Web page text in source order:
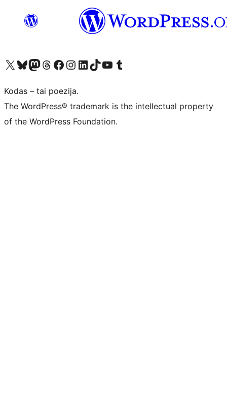
Visit our X (formerly Twitter) account
Apsilankykite mūsų Bluesky paskyroje
Visit our Mastodon account
Apsilankykite mūsų Threads paskyroje
Visit our Facebook page
Visit our Instagram account
Visit our LinkedIn account
Apsilankykite mūsų TikTok paskyroje
Visit our YouTube channel
Apsilankykite mūsų Tumblr paskyroje
Kodas – tai poezija.
The WordPress® trademark is the intellectual property
of the WordPress Foundation.